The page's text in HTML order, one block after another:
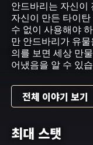
안드바리는 자신이
자신이 만든 타이
수 없이 사용해야
만 안드바리가 유
의를 보면 세상 만
어냈음을 알 수 있
전체 이야기 보기
최대 스탯